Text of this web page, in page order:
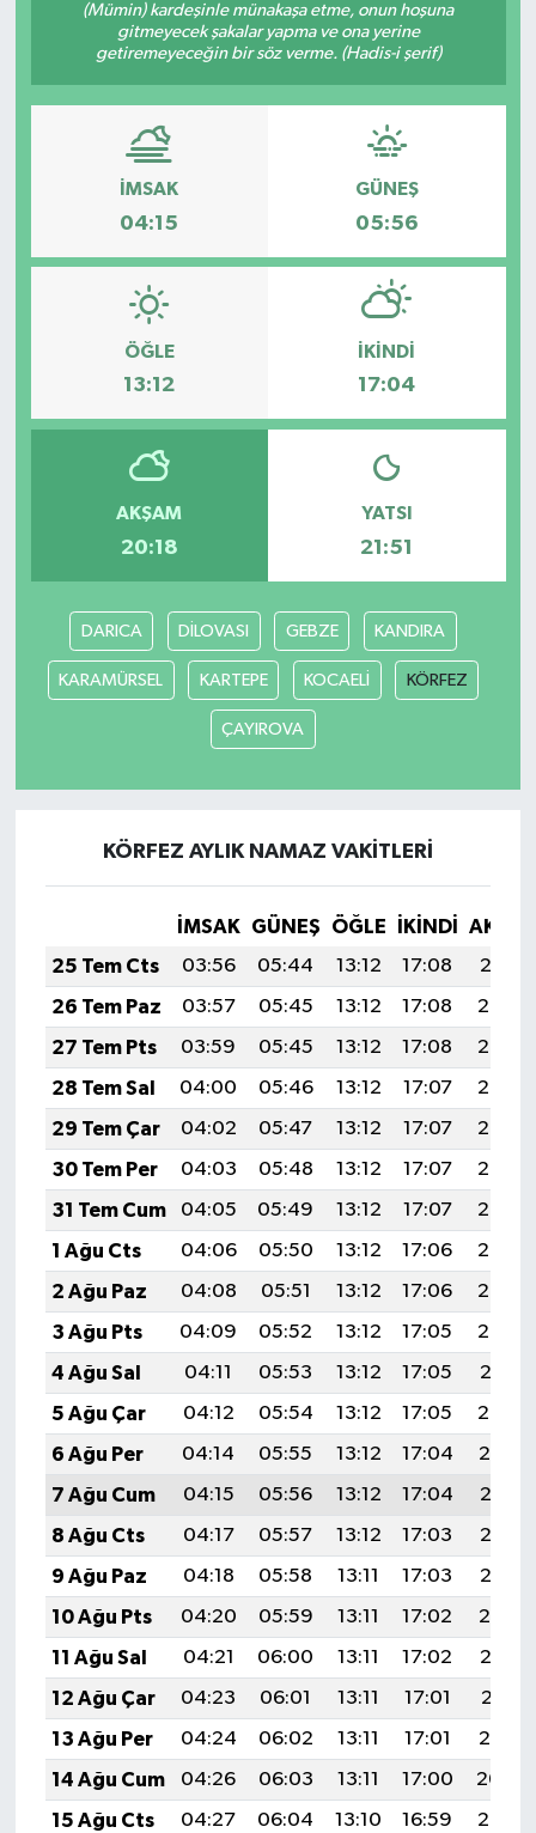
(Mümin) kardeşinle münakaşa etme, onun hoşuna
gitmeyecek şakalar yapma ve ona yerine
getiremeyeceğin bir söz verme. (Hadis-i şerif)
İMSAK
04:15
GÜNEŞ
05:56
ÖĞLE
13:12
İKINDI
17:04
AKŞAM
20:18
YATSI
21:51
DARICA DİLOVASI GEBZE KANDIRA
KARAMÜRSEL KARTEPE KOCAELİ KÖRFEZ
ÇAYIROVA
KÖRFEZ AYLIK NAMAZ VAKITLERI
İMSAK GÜNEŞ ÖĞLE İKINDI
25 Tem Cts
03:56 05:44 13:12 17:08
20:31
26 Tem Paz
03:57 05:45 13:12 17:08
20:30
27 Tem Pts
03:59 05:45 13:12 17:08
20:29
28 Tem Sal
04:00 05:46 13:12 17:07
20:28
29 Tem Çar
04:02 05:47 13:12 17:07
20:28
30 Tem Per
04:03 05:48 13:12 17:07
20:27
31 Tem Cum
04:05 05:49 13:12 17:07
20:25
1 Ağu Cts
04:06 05:50 13:12 17:06
20:24
2 Ağu Paz
04:08 05:51 13:12 17:06
20:23
3 Ağu Pts
04:09 05:52 13:12 17:05
20:22
4 Ağu Sal
04:11 05:53 13:12 17:05
20:21
5 Ağu Çar
04:12 05:54 13:12 17:05
20:20
6 Ağu Per
04:14 05:55 13:12 17:04
20:19
7 Ağu Cum
04:15 05:56 13:12 17:04
20:18
8 Ağu Cts
04:17 05:57 13:12 17:03
20:16
9 Ağu Paz
04:18 05:58 13:11 17:03
20:15
10 Ağu Pts
04:20 05:59 13:11 17:02
20:14
11 Ağu Sal
04:21 06:00 13:11 17:02
20:13
12 Ağu Çar
04:23 06:01 13:11 17:01
20:11
13 Ağu Per
04:24 06:02 13:11 17:01
20:10
14 Ağu Cum
04:26 06:03 13:11 17:00
20:09
15 Ağu Cts
04:27 06:04 13:10 16:59
20:07
Ekonomi
Genel
Gündem
Haberde İnsan
Kültür Sanat
Magazin
Yerel
AboneHaber Özel